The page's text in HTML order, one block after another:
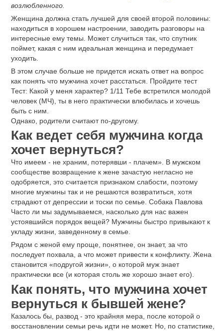
возлюбленного.
Женщина должна стать лучшей для своей второй половины:
находиться в хорошем настроении, заводить разговоры на
интересные ему темы. Может случиться так, что спутник
поймет, какая с ним идеальная женщина и передумает
уходить.
В этом случае больше не придется искать ответ на вопрос
как понять что мужчина хочет расстаться. Пройдите тест
Тест: Какой у меня характер? 1/11 Тебе встретился молодой
человек (МЧ), ты в него практически влюбилась и хочешь
быть с ним.
Однако, родители считают по-другому.
Как ведет себя мужчина когда
хочет вернуться?
Что имеем - не храним, потерявши - плачем». В мужском
сообществе возвращение к жене зачастую негласно не
одобряется, это считается признаком слабости, поэтому
многие мужчины так и не решаются возвратиться, хотя
страдают от депрессии и тоски по семье. Собака Павлова
Часто ли мы задумываемся, насколько для нас важен
устоявшийся порядок вещей? Мужчины быстро привыкают к
укладу жизни, заведенному в семье.
Рядом с женой ему проще, понятнее, он знает, за что
последует похвала, а что может привести к конфликту. Жена
становится «подругой жизни», о которой муж знает
практически все (и которая столь же хорошо знает его).
Как понять, что мужчина хочет
вернуться к бывшей жене?
Казалось бы, развод - это крайняя мера, после которой о
восстановлении семьи речь идти не может. Но, по статистике,